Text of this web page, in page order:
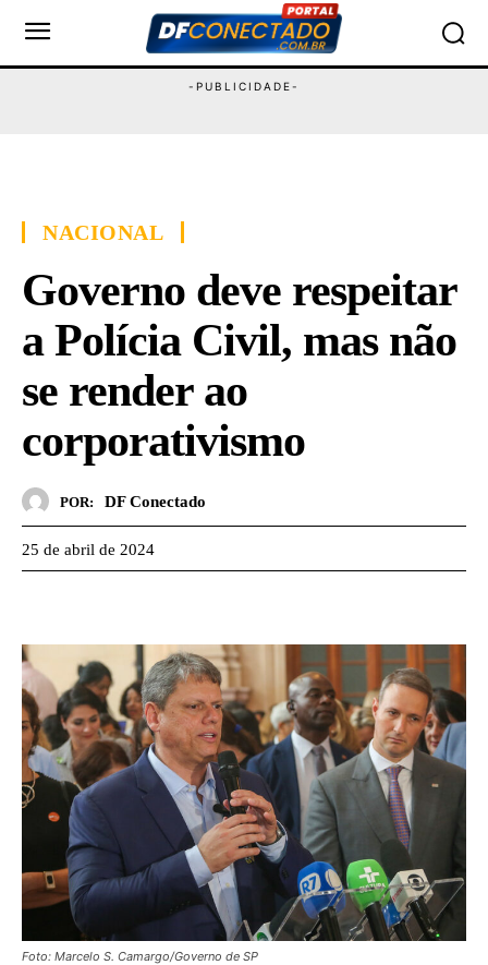
NACIONAL
Governo deve respeitar
a Polícia Civil, mas não
se render ao
corporativismo
POR: DF Conectado
25 de abril de 2024
Foto: Marcelo S. Camargo/Governo de SP